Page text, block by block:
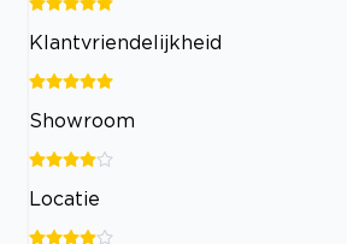
Klantvriendelijkheid
Showroom
Locatie